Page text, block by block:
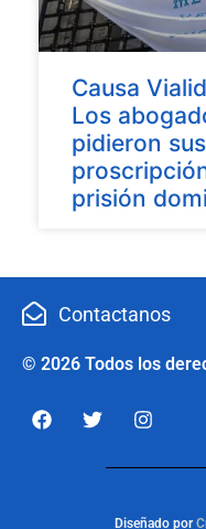
Causa
Los
pidieron
prisión
Contactanos
© 2026 Todos los
Diseñado por